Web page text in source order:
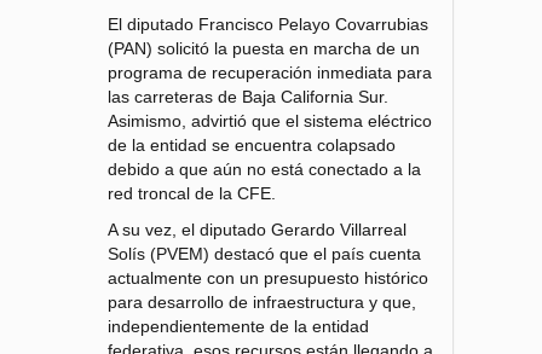
El diputado Francisco Pelayo Covarrubias
(PAN) solicitó la puesta en marcha de un
programa de recuperación inmediata para
las carreteras de Baja California Sur.
Asimismo, advirtió que el sistema eléctrico
de la entidad se encuentra colapsado
debido a que aún no está conectado a la
red troncal de la CFE.
A su vez, el diputado Gerardo Villarreal
Solís (PVEM) destacó que el país cuenta
actualmente con un presupuesto histórico
para desarrollo de infraestructura y que,
independientemente de la entidad
federativa, esos recursos están llegando a